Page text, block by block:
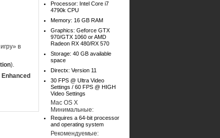
в
).
Processor: Intel Core i7
4790k CPU
Memory: 16 GB RAM
Graphics: Geforce GTX
970/GTX 1060 or AMD
Radeon RX 480/RX 570
Storage: 40 GB available
space
Directx: Version 11
30 FPS @ Ultra Video
Settings / 60 FPS @ HIGH
Video Settings
Mac OS X
Минимальные:
Requires a 64-bit processor
and operating system
Рекомендуемые: